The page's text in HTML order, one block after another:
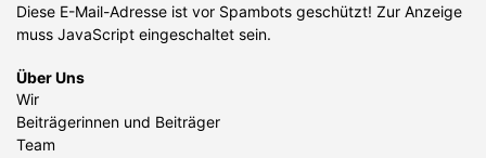
Diese E-Mail-Adresse ist vor Spambots geschützt! Zur Anzeige
muss JavaScript eingeschaltet sein.
Über Uns
Wir
Beiträgerinnen und Beiträger
Team